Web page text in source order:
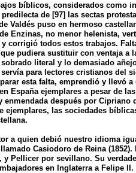
bíblicos, considerados como
de [97] las sectas
Valdés puso en hermoso
Enzinas, no menor helenista,
y corrigió todos estos trabajos.
pudiera sustituir con ventaja a
literal y lo demasiado
para lectores cristianos del
esta falta, emprendió y llevó
España ejemplares a pesar de
enmendada después por Cipriano
ejemplares, las sociedades
a quien debió nuestro idioma
Casiodoro de Reina
y Pellicer por sevillano. Su
en Inglaterra a Felipe II.